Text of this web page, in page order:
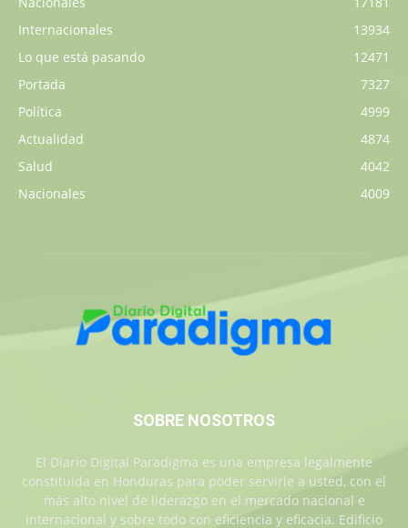
Internacionales
13934
Lo que está pasando
12471
Portada
7327
Política
4999
Actualidad
4874
Salud
4042
Nacionales
4009
SOBRE NOSOTROS
El Diario Digital Paradigma es una empresa legalmente
constituida en Honduras para poder servirle a usted, con el
más alto nivel de liderazgo en el mercado nacional e
internacional y sobre todo con eficiencia y eficacia. Edificio